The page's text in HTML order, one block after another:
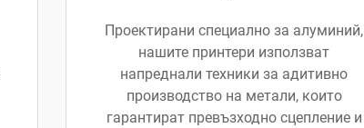
Проектирани специално за алуминий,
нашите принтери използват
напреднали техники за адитивно
производство на метали, които
гарантират превъзходно сцепление и